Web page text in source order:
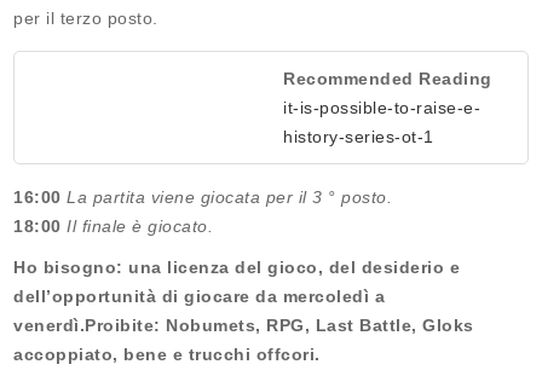
per il terzo posto.
Recommended Reading
it-is-possible-to-raise-e-
history-series-ot-1
16:00 La partita viene giocata per il 3 ° posto.
18:00 Il finale è giocato.
Ho bisogno: una licenza del gioco, del desiderio e
dell’opportunità di giocare da mercoledì a
venerdì.Proibite: Nobumets, RPG, Last Battle, Gloks
accoppiato, bene e trucchi offcori.